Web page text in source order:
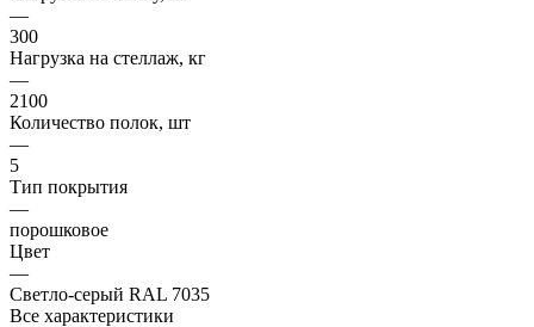
—
300
Нагрузка на стеллаж, кг
—
2100
Количество полок, шт
—
5
Тип покрытия
—
порошковое
Цвет
—
Светло-серый RAL 7035
Все характеристики